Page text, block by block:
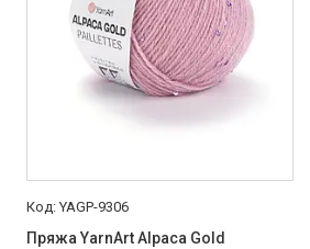
YAGP-9306
Пряжа YarnArt Alpaca Gold